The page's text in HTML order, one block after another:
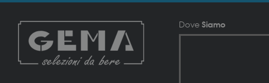
Dove Siamo